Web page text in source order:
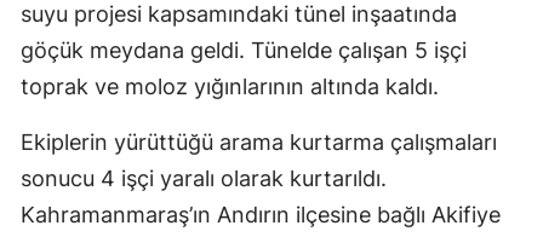
suyu projesi kapsamındaki tünel inşaatında
göçük meydana geldi. Tünelde çalışan 5 işçi
toprak ve moloz yığınlarının altında kaldı.
Ekiplerin yürüttüğü arama kurtarma çalışmaları
sonucu 4 işçi yaralı olarak kurtarıldı.
Kahramanmaraş’ın Andırın ilçesine bağlı Akifiye